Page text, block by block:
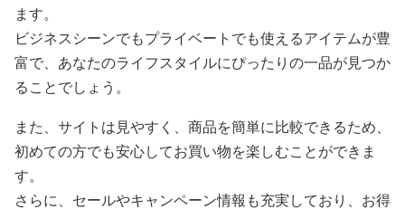
ます。
ビジネスシーンでもプライベートでも使えるアイテムが豊
富で、あなたのライフスタイルにぴったりの一品が見つか
ることでしょう。
また、サイトは見やすく、商品を簡単に比較できるため、
初めての方でも安心してお買い物を楽しむことができま
す。
さらに、セールやキャンペーン情報も充実しており、お得